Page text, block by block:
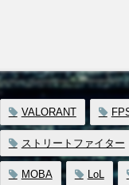
VALORANT
ストリートファイター
MOBA LoL